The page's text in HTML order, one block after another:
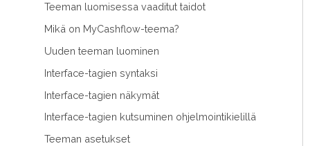
Teeman luomisessa vaaditut taidot
Mikä on MyCashflow-teema?
Uuden teeman luominen
Interface-tagien syntaksi
Interface-tagien näkymät
Interface-tagien kutsuminen ohjelmointikielillä
Teeman asetukset